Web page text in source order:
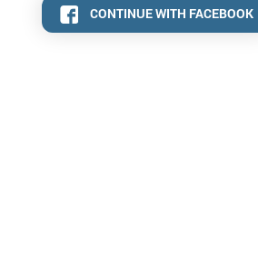
CONTINUE WITH FACEBOOK